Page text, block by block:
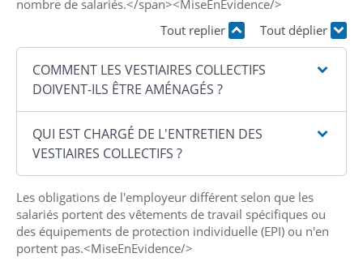
nombre de salariés.</span><MiseEnEvidence/>
Tout replier
Tout déplier
COMMENT LES VESTIAIRES COLLECTIFS
DOIVENT-ILS ÊTRE AMÉNAGÉS ?
QUI EST CHARGÉ DE L'ENTRETIEN DES
VESTIAIRES COLLECTIFS ?
Les obligations de l'employeur différent selon que les
salariés portent des vêtements de travail spécifiques ou
des équipements de protection individuelle (EPI) ou n'en
portent pas.<MiseEnEvidence/>